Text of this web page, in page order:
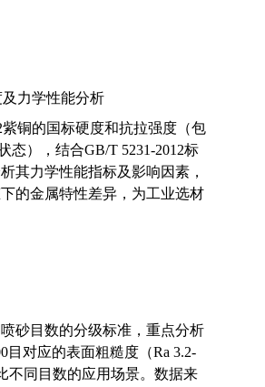
力学性能分析
铜的国标硬度和抗拉强度（包
态），结合GB/T 5231-2012标
其力学性能指标及影响因素，
的金属特性差异，为工业选材
砂目数的分级标准，重点分析
目对应的表面粗糙度（Ra 3.2-
不同目数的应用场景。数据来